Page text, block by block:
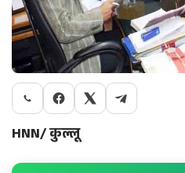
HNN/ कुल्लू